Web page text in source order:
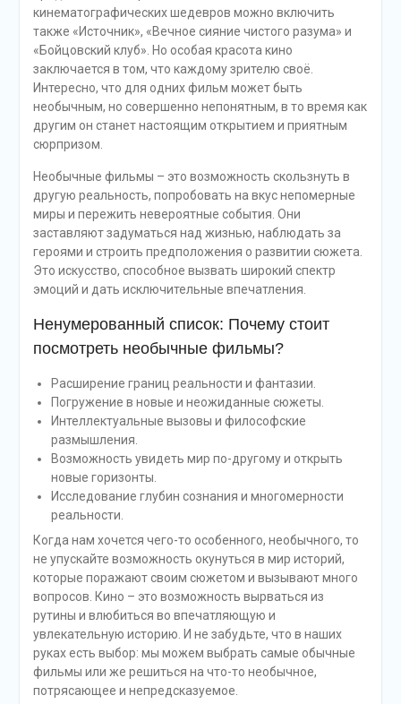
кинематографических шедевров можно включить
также «Источник», «Вечное сияние чистого разума» и
«Бойцовский клуб». Но особая красота кино
заключается в том, что каждому зрителю своё.
Интересно, что для одних фильм может быть
необычным, но совершенно непонятным, в то время как
другим он станет настоящим открытием и приятным
сюрпризом.
Необычные фильмы – это возможность скользнуть в
другую реальность, попробовать на вкус непомерные
миры и пережить невероятные события. Они
заставляют задуматься над жизнью, наблюдать за
героями и строить предположения о развитии сюжета.
Это искусство, способное вызвать широкий спектр
эмоций и дать исключительные впечатления.
Ненумерованный список: Почему стоит
посмотреть необычные фильмы?
Расширение границ реальности и фантазии.
Погружение в новые и неожиданные сюжеты.
Интеллектуальные вызовы и философские
размышления.
Возможность увидеть мир по-другому и открыть
новые горизонты.
Исследование глубин сознания и многомерности
реальности.
Когда нам хочется чего-то особенного, необычного, то
не упускайте возможность окунуться в мир историй,
которые поражают своим сюжетом и вызывают много
вопросов. Кино – это возможность вырваться из
рутины и влюбиться во впечатляющую и
увлекательную историю. И не забудьте, что в наших
руках есть выбор: мы можем выбрать самые обычные
фильмы или же решиться на что-то необычное,
потрясающее и непредсказуемое.